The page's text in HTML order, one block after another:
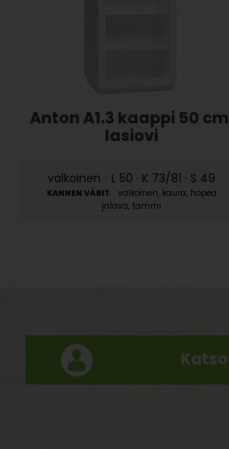
Anton A1.3 kaappi 50
lasiovi
valkoinen · L 50 · K 73/81 · S 49
valkoinen, kaura, hopea
jalava, tammi